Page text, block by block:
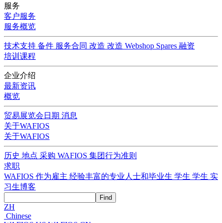
服务
客户服务
服务概览
技术支持 备件 服务合同 改造 改造 Webshop Spares 融资
培训课程
企业介绍
最新资讯
概览
贸易展览会日期 消息
关于WAFIOS
关于WAFIOS
历史 地点 采购 WAFIOS 集团行为准则
求职
WAFIOS 作为雇主 经验丰富的专业人士和毕业生 学生 学生 实
习生博客
ZH
Chinese